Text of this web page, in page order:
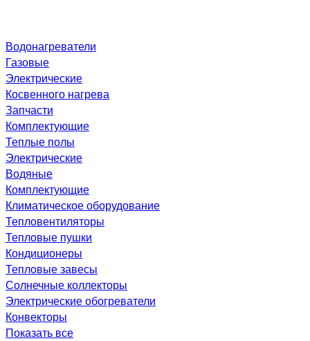
Водонагреватели
Газовые
Электрические
Косвенного нагрева
Запчасти
Комплектующие
Теплые полы
Электрические
Водяные
Комплектующие
Климатическое оборудование
Тепловентиляторы
Тепловые пушки
Кондиционеры
Тепловые завесы
Солнечные коллекторы
Электрические обогреватели
Конвекторы
Показать все